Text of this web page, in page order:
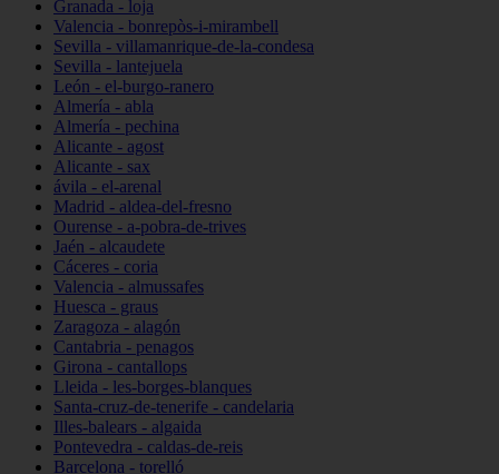
Granada - loja
Valencia - bonrepòs-i-mirambell
Sevilla - villamanrique-de-la-condesa
Sevilla - lantejuela
León - el-burgo-ranero
Almería - abla
Almería - pechina
Alicante - agost
Alicante - sax
ávila - el-arenal
Madrid - aldea-del-fresno
Ourense - a-pobra-de-trives
Jaén - alcaudete
Cáceres - coria
Valencia - almussafes
Huesca - graus
Zaragoza - alagón
Cantabria - penagos
Girona - cantallops
Lleida - les-borges-blanques
Santa-cruz-de-tenerife - candelaria
Illes-balears - algaida
Pontevedra - caldas-de-reis
Barcelona - torelló